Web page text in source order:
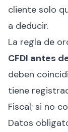
cliente solo
a deducir.
La regla de
CFDI antes
deben
tiene
Fiscal; si no
Datos